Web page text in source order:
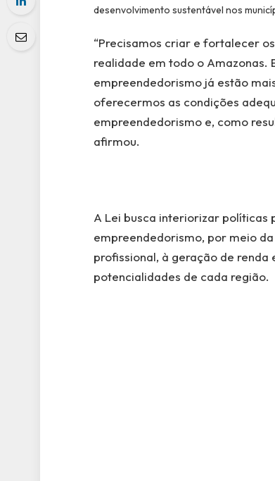
desenvolvimento sustentável nos
“Precisamos criar e fortalecer
realidade em todo o Amazonas.
empreendedorismo já estão
oferecermos as condições
empreendedorismo e, como
afirmou.
A Lei busca interiorizar políticas
empreendedorismo, por meio
profissional, à geração de renda
potencialidades de cada região.